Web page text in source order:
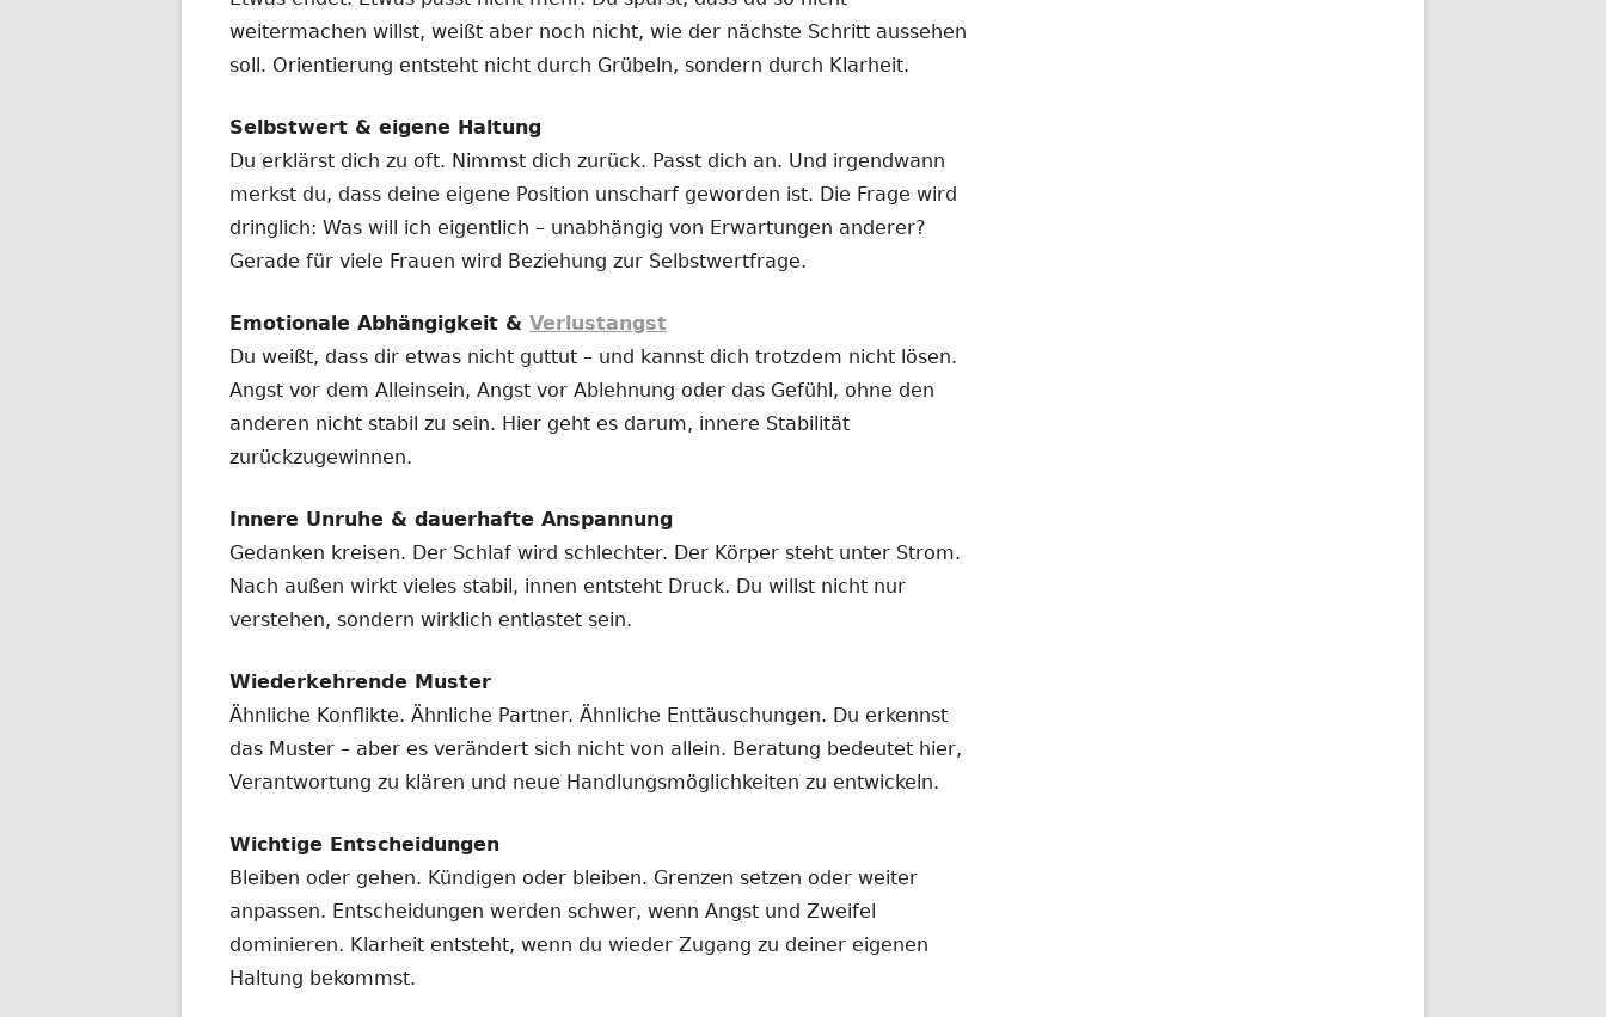
weitermachen willst, weißt aber noch nicht, wie der nächste Schritt aussehen
soll. Orientierung entsteht nicht durch Grübeln, sondern durch Klarheit.
Selbstwert & eigene Haltung
Du erklärst dich zu oft. Nimmst dich zurück. Passt dich an. Und irgendwann
merkst du, dass deine eigene Position unscharf geworden ist. Die Frage wird
dringlich: Was will ich eigentlich – unabhängig von Erwartungen anderer?
Gerade für viele Frauen wird Beziehung zur Selbstwertfrage.
Emotionale Abhängigkeit & Verlustangst
Du weißt, dass dir etwas nicht guttut – und kannst dich trotzdem nicht lösen.
Angst vor dem Alleinsein, Angst vor Ablehnung oder das Gefühl, ohne den
anderen nicht stabil zu sein. Hier geht es darum, innere Stabilität
zurückzugewinnen.
Innere Unruhe & dauerhafte Anspannung
Gedanken kreisen. Der Schlaf wird schlechter. Der Körper steht unter Strom.
Nach außen wirkt vieles stabil, innen entsteht Druck. Du willst nicht nur
verstehen, sondern wirklich entlastet sein.
Wiederkehrende Muster
Ähnliche Konflikte. Ähnliche Partner. Ähnliche Enttäuschungen. Du erkennst
das Muster – aber es verändert sich nicht von allein. Beratung bedeutet hier,
Verantwortung zu klären und neue Handlungsmöglichkeiten zu entwickeln.
Wichtige Entscheidungen
Bleiben oder gehen. Kündigen oder bleiben. Grenzen setzen oder weiter
anpassen. Entscheidungen werden schwer, wenn Angst und Zweifel
dominieren. Klarheit entsteht, wenn du wieder Zugang zu deiner eigenen
Haltung bekommst.